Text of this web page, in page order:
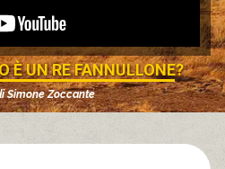
È UN RE FANNULLONE?
Simone Zoccante